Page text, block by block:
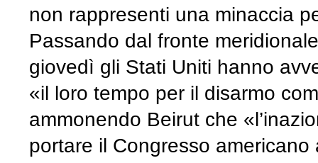
non rappresenti una minaccia
Passando dal fronte
giovedì gli Stati Uniti hanno
«il loro tempo per il disarmo
ammonendo Beirut che
portare il Congresso